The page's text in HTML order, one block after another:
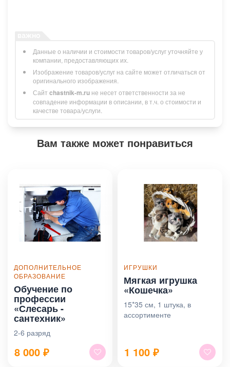
Данные о наличии и стоимости товаров/услуг уточняйте у
компании, предоставляющих их.
Изображение товаров/услуг на сайте может отличаться от
оригинального изображения.
Сайт chastnik-m.ru не несет ответственности за не
совпадение информации в описании, в т.ч. о стоимости и
качестве товара/услуги.
Вам также может понравиться
ДОПОЛНИТЕЛЬНОЕ
ОБРАЗОВАНИЕ
Обучение по
профессии
«Слесарь -
сантехник»
2-6 разряд
8 000 ₽
ИГРУШКИ
Мягкая игрушка
«Кошечка»
15*35 см, 1 штука, в
ассортименте
1 100 ₽